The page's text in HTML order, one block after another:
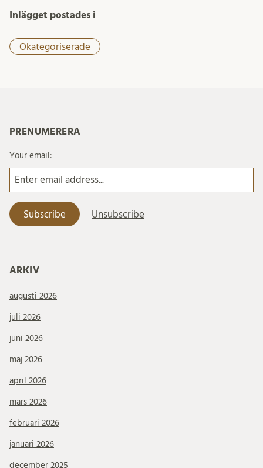
Inlägget postades i
Okategoriserade
PRENUMERERA
Your email:
ARKIV
augusti 2026
juli 2026
juni 2026
maj 2026
april 2026
mars 2026
februari 2026
januari 2026
december 2025